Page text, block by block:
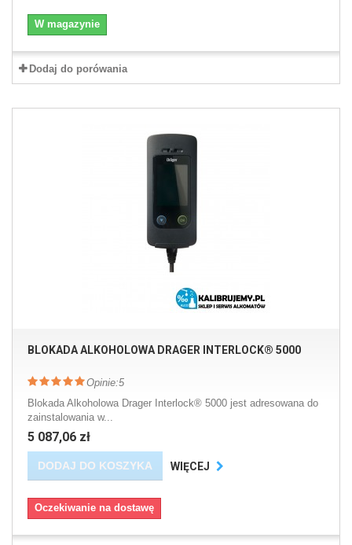
odwrocie części ręcznej, przez co nie widać, że jest to blokada
alkoholowa. Ustniki są higieniczne i biodegradowalne. Posiadają
diody LED w różnych kolorach.
Niektóre alkomaty blokujące zapłon mają moduł GPRS, który może
pod wpływem alkoholu próbowała uruchomić silnik w pojeździe.
Niektórzy opowiadają się za tym, iż każdy kierowca, nawet w
samochodzie osobowym powinien mieć takie urządzenie. Bardziej
realnym pomysłem jest konieczność zamontowania takiego alkomatu w
samochodzie na własny koszt przez osoby, które zostały złapane na
W magazynie
Dodaj do porówania
BLOKADA ALKOHOLOWA DRAGER INTERLOCK® 5000
Opinie:5
Blokada Alkoholowa Drager Interlock® 5000 jest adresowana do
zainstalowania w...
5 087,06 zł
DODAJ DO KOSZYKA WIĘCEJ
Oczekiwanie na dostawę